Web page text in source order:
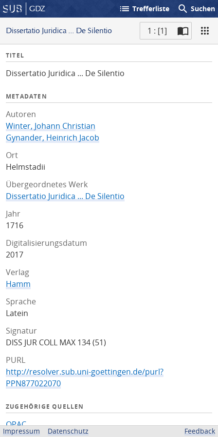
GDZ list Trefferliste search Suchen
Dissertatio Juridica ... De Silentio 1 : [1]
I
f
TITEL
Dissertatio Juridica ... De Silentio
METADATEN
Autoren
Winter, Johann Christian
Gynander, Heinrich Jacob
Ort
Helmstadii
Übergeordnetes Werk
Dissertatio Juridica ... De Silentio
Jahr
1716
Digitalisierungsdatum
2017
Verlag
Hamm
Sprache
Latein
Signatur
DISS JUR COLL MAX 134 (51)
PURL
http://resolver.sub.uni-goettingen.de/purl?
PPN877022070
ZUGEHÖRIGE QUELLEN
OPAC
Impressum Datenschutz Feedback